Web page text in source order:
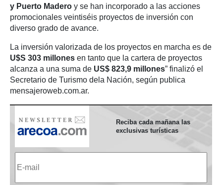
y Puerto Madero y se han incorporado a las acciones
promocionales veintiséis proyectos de inversión con
diverso grado de avance.
La inversión valorizada de los proyectos en marcha es de
U$S 303 millones en tanto que la cartera de proyectos
alcanza a una suma de US$ 823,9 millones” finalizó el
Secretario de Turismo dela Nación, según publica
mensajeroweb.com.ar.
Reciba cada mañana las
exclusivas turísticas